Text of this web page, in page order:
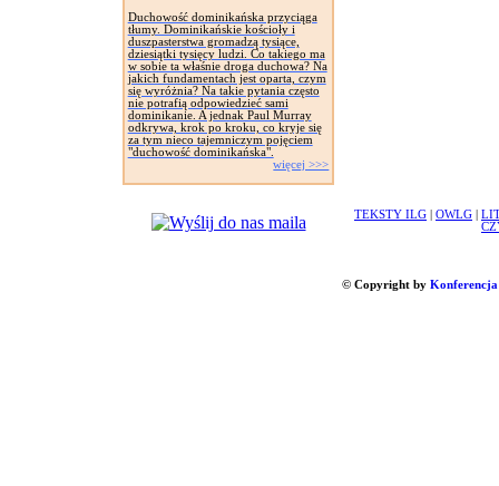
Duchowość dominikańska przyciąga
tłumy. Dominikańskie kościoły i
duszpasterstwa gromadzą tysiące,
dziesiątki tysięcy ludzi. Co takiego ma
w sobie ta właśnie droga duchowa? Na
jakich fundamentach jest oparta, czym
się wyróżnia? Na takie pytania często
nie potrafią odpowiedzieć sami
dominikanie. A jednak Paul Murray
odkrywa, krok po kroku, co kryje się
za tym nieco tajemniczym pojęciem
"duchowość dominikańska".
więcej >>>
TEKSTY ILG OWLG
© Copyright by Konferencja